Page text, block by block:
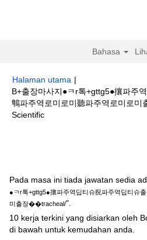
Bahasa
Halaman utama |
B+출장마사지●ㅋr톡+gttg5●攘파주
鶽파주역로미로미聽파주역로미로
Scientific(halaman
Pada masa ini tiada jawatan sedia
●ㅋr톡+gttg5●攘파주역딥티슈腉파주역딥티슈
미출장��tracheal/".
10 kerja terkini yang disiarkan oleh
di bawah untuk kemudahan anda.